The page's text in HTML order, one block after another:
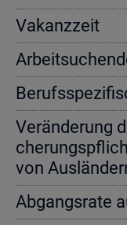
Va­kanz­zeit
Ver­än­de­rung
von
Ab­gangs­ra­te